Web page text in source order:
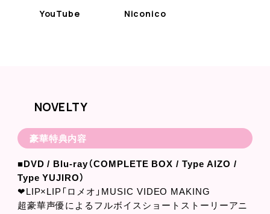
YouTube Niconico
NOVELTY
豪華特典内容
■DVD / Blu-ray（COMPLETE BOX / Type AIZO /
Type YUJIRO）
❤LIP×LIP「ロメオ」MUSIC VIDEO MAKING
超豪華声優によるフルボイスショートストーリーアニ